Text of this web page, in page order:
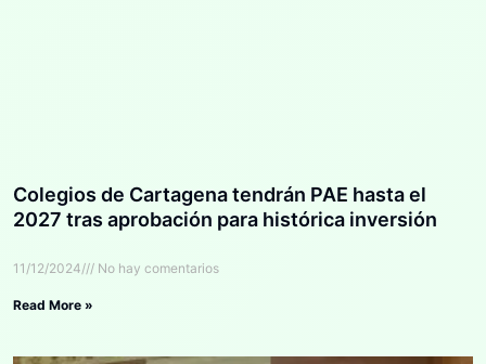
Colegios de Cartagena tendrán PAE hasta el
2027 tras aprobación para histórica inversión
11/12/2024 No hay comentarios
Read More »